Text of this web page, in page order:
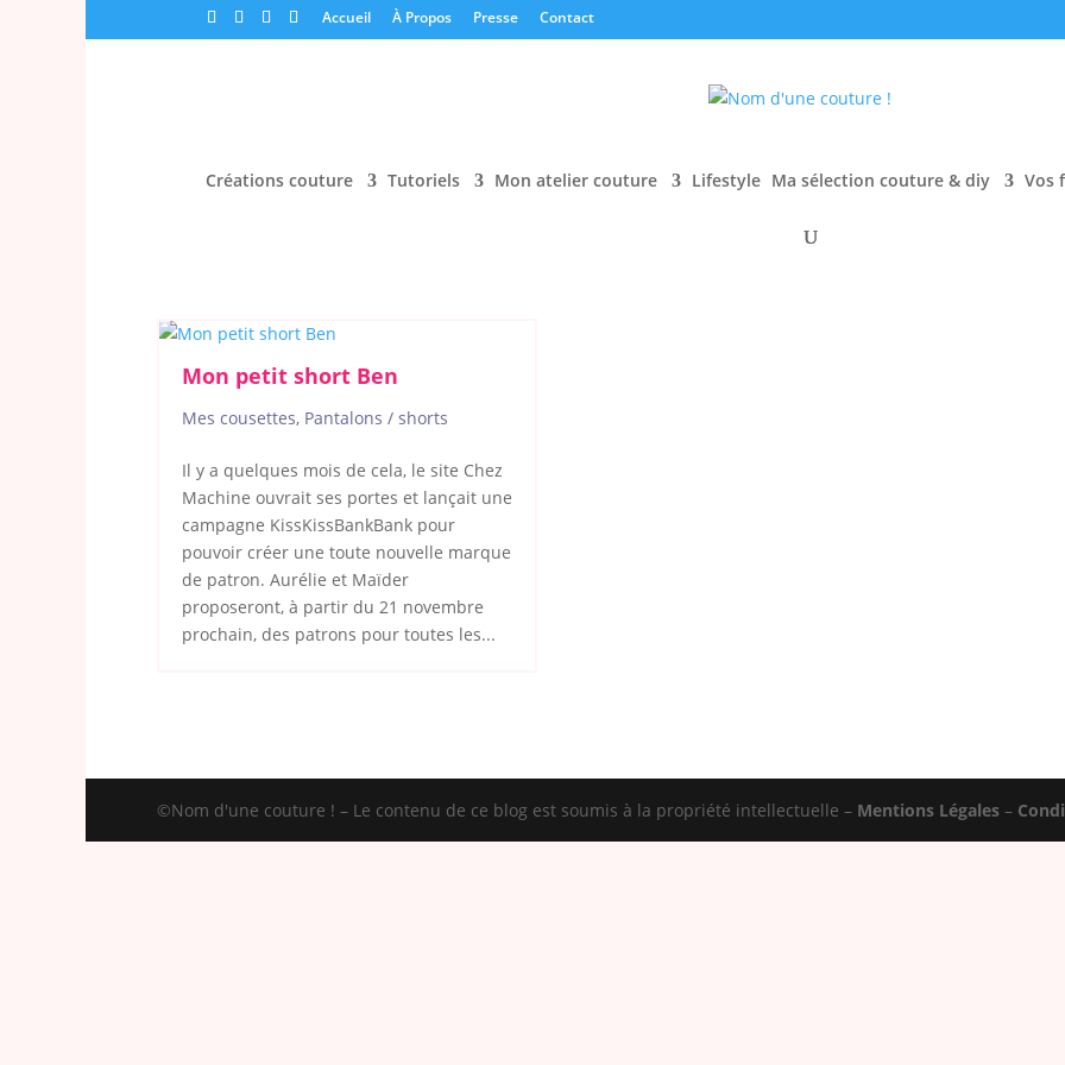
Accueil À Propos Presse Contact
Créations couture Tutoriels Mon atelier couture Lifestyle Ma sélection couture & diy Vos
Mon petit short Ben
Mes cousettes, Pantalons / shorts
Il y a quelques mois de cela, le site Chez
Machine ouvrait ses portes et lançait une
campagne KissKissBankBank pour
pouvoir créer une toute nouvelle marque
de patron. Aurélie et Maïder
proposeront, à partir du 21 novembre
prochain, des patrons pour toutes les...
©Nom d'une couture ! – Le contenu de ce blog est soumis à la propriété intellectuelle – Mentions Légales –